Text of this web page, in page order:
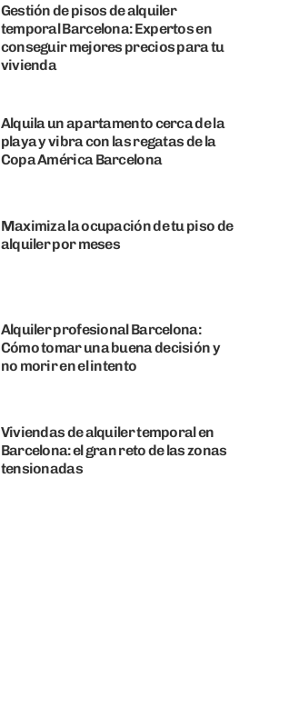
Gestión de pisos de alquiler
temporal Barcelona: Expertos en
conseguir mejores precios para tu
vivienda
Alquila un apartamento cerca de la
playa y vibra con las regatas de la
Copa América Barcelona
Maximiza la ocupación de tu piso de
alquiler por meses
Alquiler profesional Barcelona:
Cómo tomar una buena decisión y
no morir en el intento
Viviendas de alquiler temporal en
Barcelona: el gran reto de las zonas
tensionadas